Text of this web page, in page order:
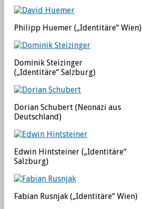
Philipp Huemer („Identitäre“ Wien)
Dominik Steizinger
(„Identitäre“ Salzburg)
Dorian Schubert (Neonazi aus
Deutschland)
Edwin Hintsteiner („Identitäre“
Salzburg)
Fabian Rusnjak („Identitäre“ Wien)